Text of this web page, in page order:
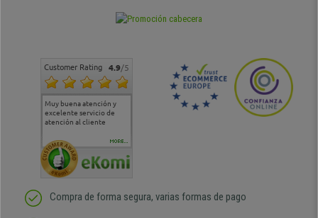
Customer Rating 4.9/5
Muy buena atención y
excelente servicio de
atención al cliente
Muy buena atención de
cara al asesoramiento
Si estoy contento
MORE...
Compra de forma segura, varias formas de pago